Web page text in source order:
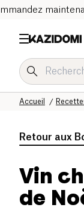
Accueil
Retour aux
Vin
de